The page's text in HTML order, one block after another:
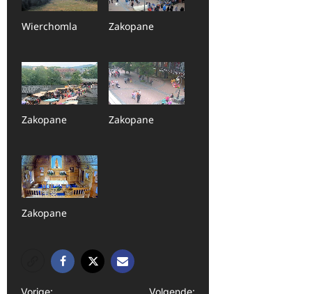
Wierchomla Zakopane
Zakopane Zakopane
Zakopane
Vorige:
Volgende: